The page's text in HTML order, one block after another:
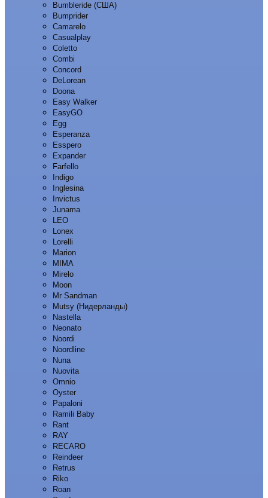
Bumbleride (США)
Bumprider
Camarelo
Casualplay
Coletto
Combi
Concord
DeLorean
Doona
Easy Walker
EasyGO
Egg
Esperanza
Esspero
Expander
Farfello
Indigo
Inglesina
Invictus
Junama
LEO
Lonex
Lorelli
Marion
MIMA
Mirelo
Moon
Mr Sandman
Mutsy (Нидерланды)
Nastella
Neonato
Noordi
Noordline
Nuna
Nuovita
Omnio
Oyster
Papaloni
Ramili Baby
Rant
RAY
RECARO
Reindeer
Retrus
Riko
Roan